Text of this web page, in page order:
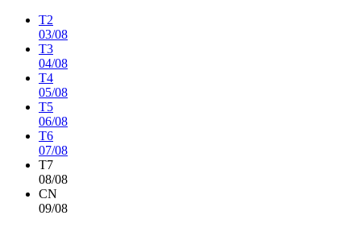
T2
03/08
T3
04/08
T4
05/08
T5
06/08
T6
07/08
T7
08/08
CN
09/08